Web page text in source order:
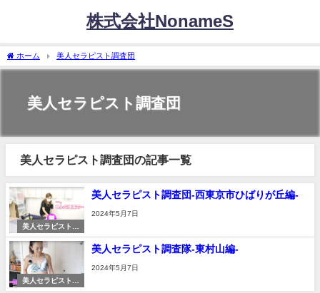
株式会社NonameS
ホーム 美人セラピスト調査団
美人セラピスト調査団
美人セラピスト調査団の記事一覧
美人セラピスト調
査団
美人セラピスト調査団-西東京市ひばりが丘編-
2024年5月7日
美人セラピスト調
査団
美人セラピスト調査隊-東村山編-
2024年5月7日